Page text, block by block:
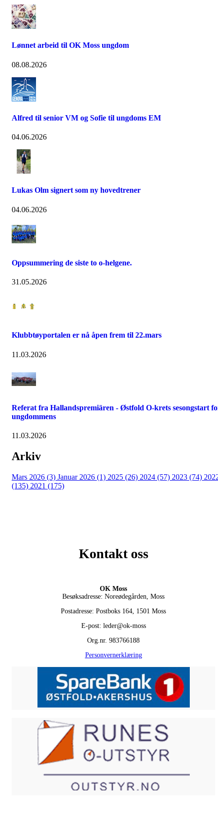
Lønnet arbeid til OK Moss ungdom
08.08.2026
Alfred til senior VM og Sofie til ungdoms EM
04.06.2026
Lukas Olm signert som ny hovedtrener
04.06.2026
Oppsummering de siste to o-helgene.
31.05.2026
Klubbtøyportalen er nå åpen frem til 22.mars
11.03.2026
Referat fra Hallandspremiären - Østfold O-krets sesongstart
ungdommens
11.03.2026
Arkiv
Mars 2026 (3) Januar 2026 (1) 2025 (26) 2024 (57) 2023 (74)
(135) 2021 (175)
Kontakt oss
OK Moss
Besøksadresse: Noreødegården, Moss
Postadresse: Postboks 164, 1501 Moss
E-post: leder@ok-moss
Org.nr. 983766188
Personvernerklæring